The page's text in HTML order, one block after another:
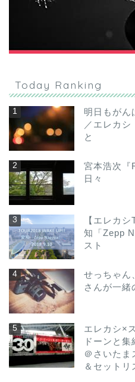
Today Ranking
明日もがん
／エレカシ
と
宮本浩次『
日々
【エレカ
知「Zepp
スト
せっちゃん
さんが一緒
エレカシ×
ドーンと
＠さいたま
＆セットリ